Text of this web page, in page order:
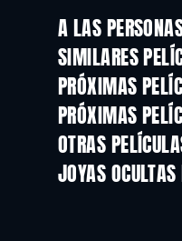
A LAS
SIMILARES
PRÓXIMAS
PRÓXIMAS
OTRAS
JOYAS OCULTAS